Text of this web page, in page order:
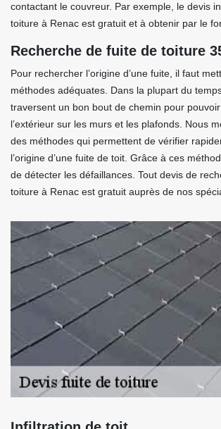
contactant le couvreur. Par exemple, le devis
toiture à Renac est gratuit et à obtenir par le
Recherche de fuite de toiture
Pour rechercher l’origine d’une fuite, il faut
méthodes adéquates. Dans la plupart du
traversent un bon bout de chemin pour
l’extérieur sur les murs et les plafonds. Nous
des méthodes qui permettent de vérifier
l’origine d’une fuite de toit. Grâce à ces
de détecter les défaillances. Tout devis de
toiture à Renac est gratuit auprès de nos